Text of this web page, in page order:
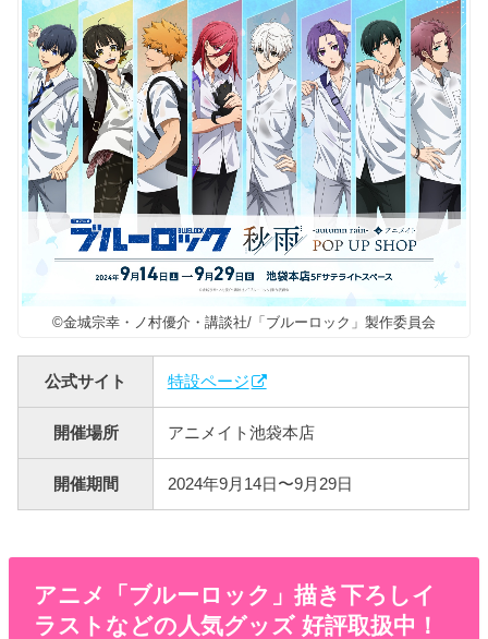
©金城宗幸・ノ村優介・講談社/「ブルーロック」製作委員会
公式サイト 特設ページ
開催場所 アニメイト池袋本店
開催期間 2024年9月14日〜9月29日
アニメ「ブルーロック」描き下ろしイ
ラストなどの人気グッズ 好評取扱中！